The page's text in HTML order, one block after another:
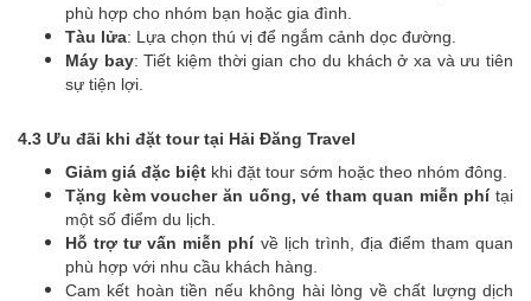
phù hợp cho nhóm bạn hoặc gia đình.
Tàu lửa: Lựa chọn thú vị để ngắm cảnh dọc đường.
Máy bay: Tiết kiệm thời gian cho du khách ở xa và ưu tiên
sự tiện lợi.
4.3 Ưu đãi khi đặt tour tại Hải Đăng Travel
Giảm giá đặc biệt khi đặt tour sớm hoặc theo nhóm đông.
Tặng kèm voucher ăn uống, vé tham quan miễn phítại
một số điểm du lịch.
Hỗ trợ tư vấn miễn phívề lịch trình, địa điểm tham quan
phù hợp với nhu cầu khách hàng.
Cam kết hoàn tiền nếu không hài lòng về chất lượng dịch